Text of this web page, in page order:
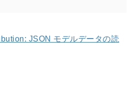
JSON モデルデータの読